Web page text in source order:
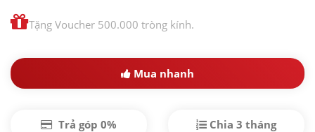
Tặng Voucher 500.000 tròng kính.
Mua nhanh
Trả góp 0% Chia 3 tháng